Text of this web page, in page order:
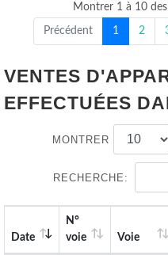
Montrer 1 à 10
Précédent 1 2
VENTES
EFFECTUÉES
MONTRER
RECHERCHE:
Date
N°
voie
Voie